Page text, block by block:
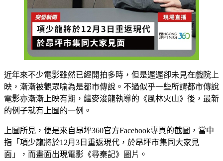
近年來不少電影雖然已經開拍多時，但是遲遲卻未見在戲院上
映，漸漸被觀眾喻為是都市傳說。不過似乎一些所謂都市傳說
電影亦漸漸上映有期，繼麥浚龍執導的《風林火山》後，最新
的例子就有上圖的一例。
上圖所見，便是來自昂坪360官方Facebook專頁的截圖，當中
指「項少龍將於12月3日重返現代，於昂坪市集同大家見
面」，而畫面出現電影《尋秦記》圖片。